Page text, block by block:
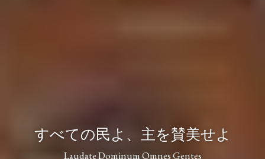
すべての民よ、主を賛美せよ
Laudate Dominum Omnes Gentes